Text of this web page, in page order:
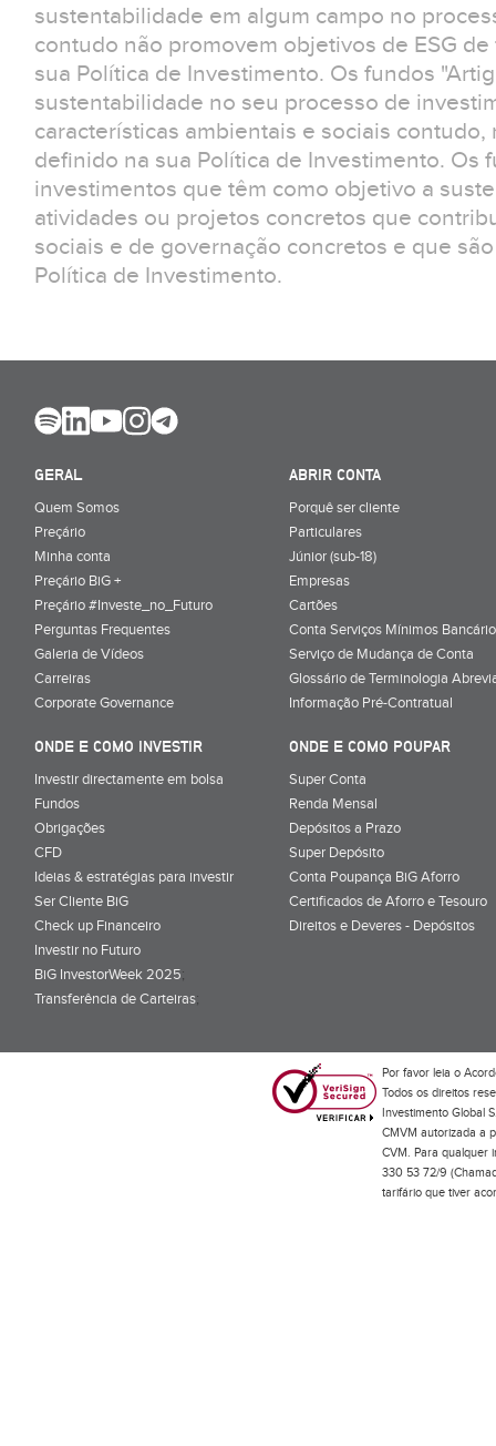
sustentabilidade em algum campo no
contudo não promovem objetivos de ESG
sua Política de Investimento. Os fundos
sustentabilidade no seu processo de
características ambientais e sociais
definido na sua Política de Investimento. Os
investimentos que têm como objetivo a
atividades ou projetos concretos que
sociais e de governação concretos e que
Política de Investimento.
GERAL
Quem Somos
Preçário
Minha conta
Preçário BiG +
Preçário #Investe_no_Futuro
Perguntas Frequentes
Galeria de Vídeos
Carreiras
Corporate Governance
ABRIR CONTA
Porquê ser cliente
Particulares
Júnior (sub-18)
Empresas
Cartões
Conta Serviços Mínimos
Serviço de Mudança de Conta
Glossário de Terminologia
Informação Pré-Contratual
ONDE E COMO INVESTIR
Investir directamente em bolsa
Fundos
Obrigações
CFD
Ideias & estratégias para investir
Ser Cliente BiG
Check up Financeiro
Investir no Futuro
BiG InvestorWeek 2025;
Transferência de Carteiras;
ONDE E COMO POUPAR
Super Conta
Renda Mensal
Depósitos a Prazo
Super Depósito
Conta Poupança BiG Aforro
Certificados de Aforro e Tesouro
Direitos e Deveres - Depósitos
Por favor leia o
Todos os direitos
Investimento Global
CMVM autorizada a
CVM. Para qualquer
330 53 72/9
tarifário que tiver